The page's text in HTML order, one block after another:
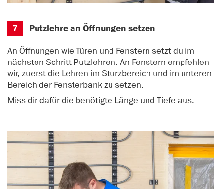
7 Putzlehre an Öffnungen setzen
An Öffnungen wie Türen und Fenstern setzt du im
nächsten Schritt Putzlehren. An Fenstern empfehlen
wir, zuerst die Lehren im Sturzbereich und im unteren
Bereich der Fensterbank zu setzen.
Miss dir dafür die benötigte Länge und Tiefe aus.